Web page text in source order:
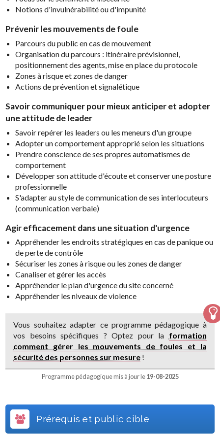
Notions d'invulnérabilité ou d'impunité
Prévenir les mouvements de foule
Parcours du public en cas de mouvement
Organisation du parcours : itinéraire prévisionnel,
positionnement des agents, mise en place du protocole
Zones à risque et zones de danger
Actions de prévention et signalétique
Savoir communiquer pour mieux anticiper et adopter
une attitude de leader
Savoir repérer les leaders ou les meneurs d'un groupe
Adopter un comportement approprié selon les situations
Prendre conscience de ses propres automatismes de
comportement
Développer son attitude d'écoute et conserver une posture
professionnelle
S'adapter au style de communication de ses interlocuteurs
(communication verbale)
Agir efficacement dans une situation d'urgence
Appréhender les endroits stratégiques en cas de panique ou
de perte de contrôle
Sécuriser les zones à risque ou les zones de danger
Canaliser et gérer les accès
Appréhender le plan d'urgence du site concerné
Appréhender les niveaux de violence
Vous souhaitez adapter ce programme pédagogique à
vos besoins spécifiques ? Optez pour la formation
comment gérer les mouvements de foules et la
sécurité des personnes sur mesure !
Programme pédagogique mis à jour le19-08-2025
Prérequis et public cible